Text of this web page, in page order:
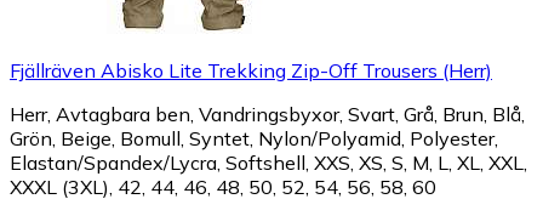
Fjällräven Abisko Lite Trekking Zip-Off Trousers (Herr)
Herr, Avtagbara ben, Vandringsbyxor, Svart, Grå, Brun, Blå,
Grön, Beige, Bomull, Syntet, Nylon/Polyamid, Polyester,
Elastan/Spandex/Lycra, Softshell, XXS, XS, S, M, L, XL, XXL,
XXXL (3XL), 42, 44, 46, 48, 50, 52, 54, 56, 58, 60